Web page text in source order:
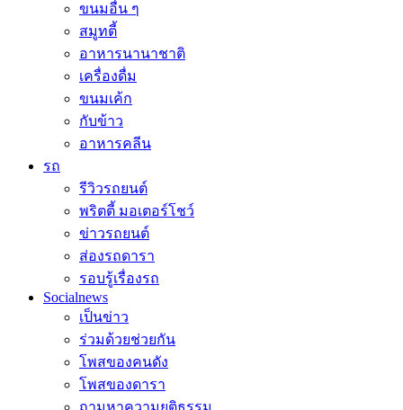
ขนมอื่น ๆ
สมูทตี้
อาหารนานาชาติ
เครื่องดื่ม
ขนมเค้ก
กับข้าว
อาหารคลีน
รถ
รีวิวรถยนต์
พริตตี้ มอเตอร์โชว์
ข่าวรถยนต์
ส่องรถดารา
รอบรู้เรื่องรถ
Socialnews
เป็นข่าว
ร่วมด้วยช่วยกัน
โพสของคนดัง
โพสของดารา
ถามหาความยุติธรรม